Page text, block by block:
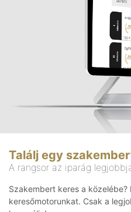
Találj egy
A rangsor az iparág
Szakembert keres a közelébe?
keresőmotorunkat. Csak a